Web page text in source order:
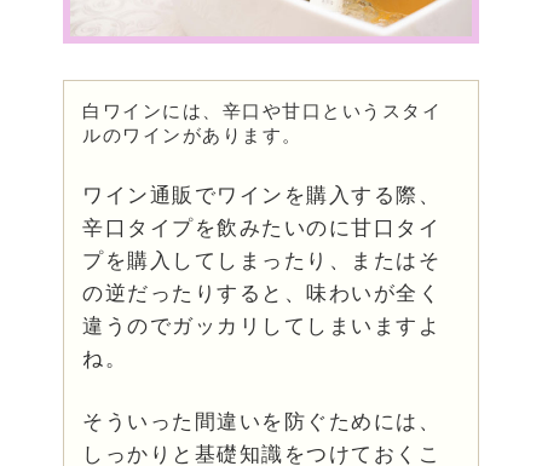
白ワインには、辛口や甘口というスタイ
ルのワインがあります。
ワイン通販でワインを購入する際、
辛口タイプを飲みたいのに甘口タイ
プを購入してしまったり、またはそ
の逆だったりすると、味わいが全く
違うのでガッカリしてしまいますよ
ね。
そういった間違いを防ぐためには、
しっかりと基礎知識をつけておくこ